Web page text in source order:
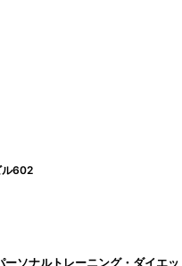
ル602
ーソナルトレーニング・ダイエッ